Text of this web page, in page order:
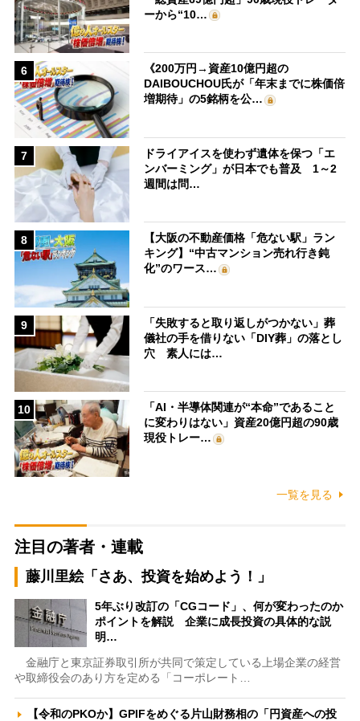
ーから“10…
6
《200万円→資産10億円超の
DAIBOUCHOU氏が「年末までに株価倍
増期待」の5銘柄を公…
7
ドライアイスを使わず遺体を保つ「エ
ンバーミング」が日本でも普及 1～2
週間は問…
8
【大阪の不動産価格「危ない駅」ラン
キング】“中古マンション売れ行き鈍
化”のワース…
9
「失敗すると取り返しがつかない」葬
儀社の手を借りない「DIY葬」の落とし
穴 素人には…
10
「AI・半導体関連が“本命”であること
に変わりはない」資産20億円超の90歳
現役トレー…
一覧を見る
注目の著者・連載
藤川里絵「さあ、投資を始めよう！」
5年ぶり改訂の「CGコード」、何が変わったのか
ポイントを解説 企業に成長投資の具体的な説
明…
金融庁と東京証券取引所が共同で策定している上場企業の経営
や取締役会のあり方を定める「コーポレート…
【令和のPKOか】GPIFをめぐる片山財務相の「円資産への投